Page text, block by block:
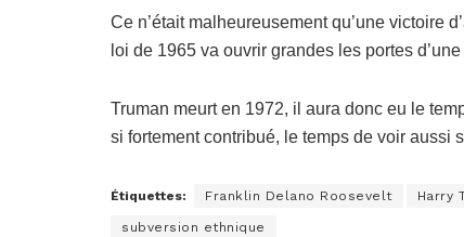
Ce n’était malheureusement qu’une victoire
loi de 1965 va ouvrir grandes les portes
Truman meurt en 1972, il aura donc eu le
si fortement contribué, le temps de voir aussi
Étiquettes: Franklin Delano Roosevelt Harry
subversion ethnique